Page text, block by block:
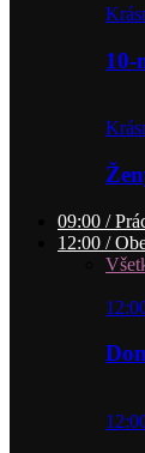
10-
09:00 /
12:00 /